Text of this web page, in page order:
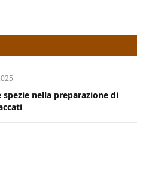
nella preparazione di